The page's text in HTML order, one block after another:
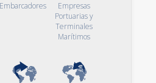
Embarcadores
Empresas
Portuarias y
Terminales
Marítimos